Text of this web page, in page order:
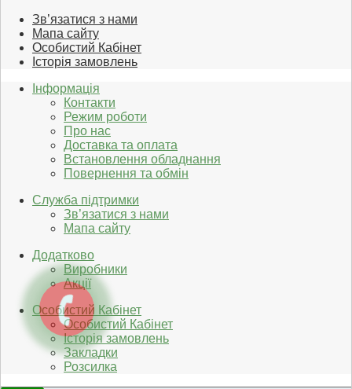
Зв’язатися з нами
Мапа сайту
Особистий Кабінет
Історія замовлень
Інформація
Контакти
Режим роботи
Про нас
Доставка та оплата
Встановлення обладнання
Повернення та обмін
Служба підтримки
Зв’язатися з нами
Мапа сайту
Додатково
Виробники
Акції
Особистий Кабінет
Особистий Кабінет
Історія замовлень
Закладки
Розсилка